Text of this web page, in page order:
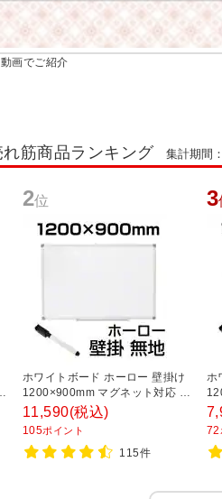
画でご紹介
筋商品ランキング 集計期間
2位
ホワイトボード ホーロー 壁掛け
1200×900mm マグネット対応 重
量6.6kg OC-WBH1290W 白板
11,590(税込)
105ポイント
115件
3
ホ
ネ
白
72